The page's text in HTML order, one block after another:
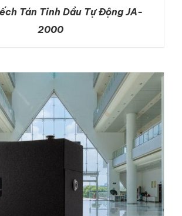
DETAILS
Tán Tinh Dầu Tự Động JA-
2000